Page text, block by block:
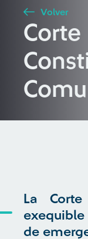
Buscar
Volver
Corte
La Corte
de